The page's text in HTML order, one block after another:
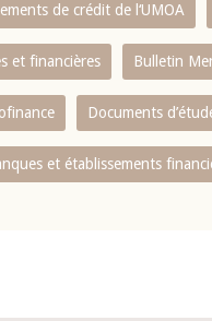
de crédit de l‘UMOA
et financières Bulletin
Documents
et établissements